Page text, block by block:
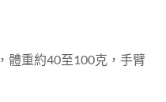
體重約40至100克，手臂